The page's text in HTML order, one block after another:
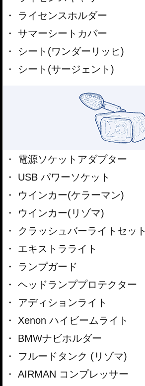
ライセンスホルダー
サマーシートカバー
シート(ワンダーリッヒ)
シート(サージェント)
電源ソケットアダプター
USB パワーソケット
ウインカー(ケラーマン)
ウインカー(リゾマ)
クラッシュバーライトセット
エキストラライト
ランプガード
ヘッドランププロテクター
アディションライト
Xenon ハイビームライト
BMWナビホルダー
フルードタンク (リゾマ)
AIRMAN コンプレッサー